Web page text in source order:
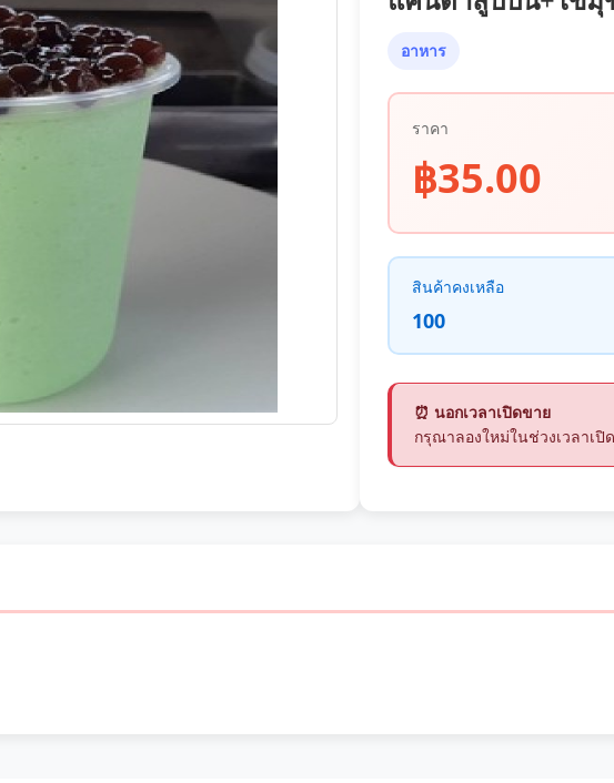
อาหาร
ราคา
฿35.00
สินค้าคงเหลือ
100
⏰ นอกเวลาเปิดขาย
กรุณาลองใหม่ในช่วงเวลาเปิ